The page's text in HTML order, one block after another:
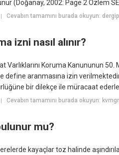
(Doğanay, 2002: Page 2 Özlem
Cevabın tamamını burada okuyun:
izni nasıl alınır?
Varlıklarını Koruma Kanununun
define aranmasına izin
bir dilekçe ile müracaat
Cevabın tamamını burada okuyun:
mu?
kayaçlar toz halinde